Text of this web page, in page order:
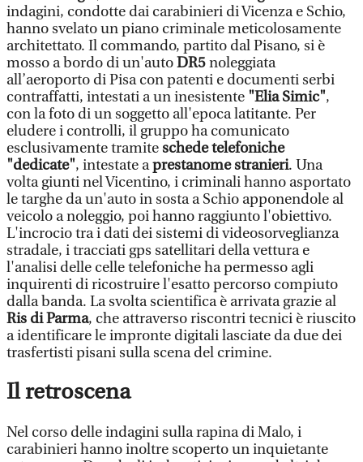
indagini, condotte dai carabinieri di Vicenza e Schio,
hanno svelato un piano criminale meticolosamente
architettato. Il commando, partito dal Pisano, si è
mosso a bordo di un'autoDR5noleggiata
all’aeroporto di Pisa con patenti e documenti serbi
contraffatti, intestati a un inesistente "Elia Simic",
con la foto di un soggetto all'epoca latitante. Per
eludere i controlli, il gruppo ha comunicato
esclusivamente tramiteschede telefoniche
"dedicate", intestate aprestanome stranieri. Una
volta giunti nel Vicentino, i criminali hanno asportato
le targhe da un'auto in sosta a Schio apponendole al
veicolo a noleggio, poi hanno raggiunto l'obiettivo.
L'incrocio tra i dati dei sistemi di videosorveglianza
stradale, i tracciati gps satellitari della vettura e
l'analisi delle celle telefoniche ha permesso agli
inquirenti di ricostruire l'esatto percorso compiuto
dalla banda. La svolta scientifica è arrivata grazie al
Ris di Parma, che attraverso riscontri tecnici è riuscito
a identificare le impronte digitali lasciate da due dei
trasfertisti pisani sulla scena del crimine.
Il retroscena
Nel corso delle indagini sulla rapina di Malo, i
carabinieri hanno inoltre scoperto un inquietante